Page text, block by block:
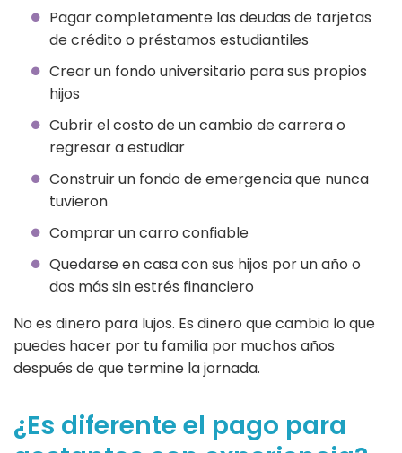
Pagar completamente las deudas de tarjetas
de crédito o préstamos estudiantiles
Crear un fondo universitario para sus propios
hijos
Cubrir el costo de un cambio de carrera o
regresar a estudiar
Construir un fondo de emergencia que nunca
tuvieron
Comprar un carro confiable
Quedarse en casa con sus hijos por un año o
dos más sin estrés financiero
No es dinero para lujos. Es dinero que cambia lo que
puedes hacer por tu familia por muchos años
después de que termine la jornada.
¿Es diferente el pago para